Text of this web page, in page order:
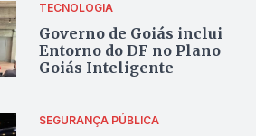
TECNOLOGIA
Governo de Goiás inclui
Entorno do DF no Plano
Goiás Inteligente
SEGURANÇA PÚBLICA